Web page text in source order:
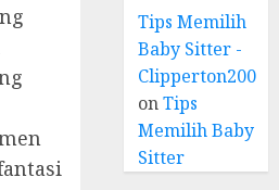
Tips Memilih
Baby Sitter -
Clipperton2008
onTips
Memilih Baby
Sitter